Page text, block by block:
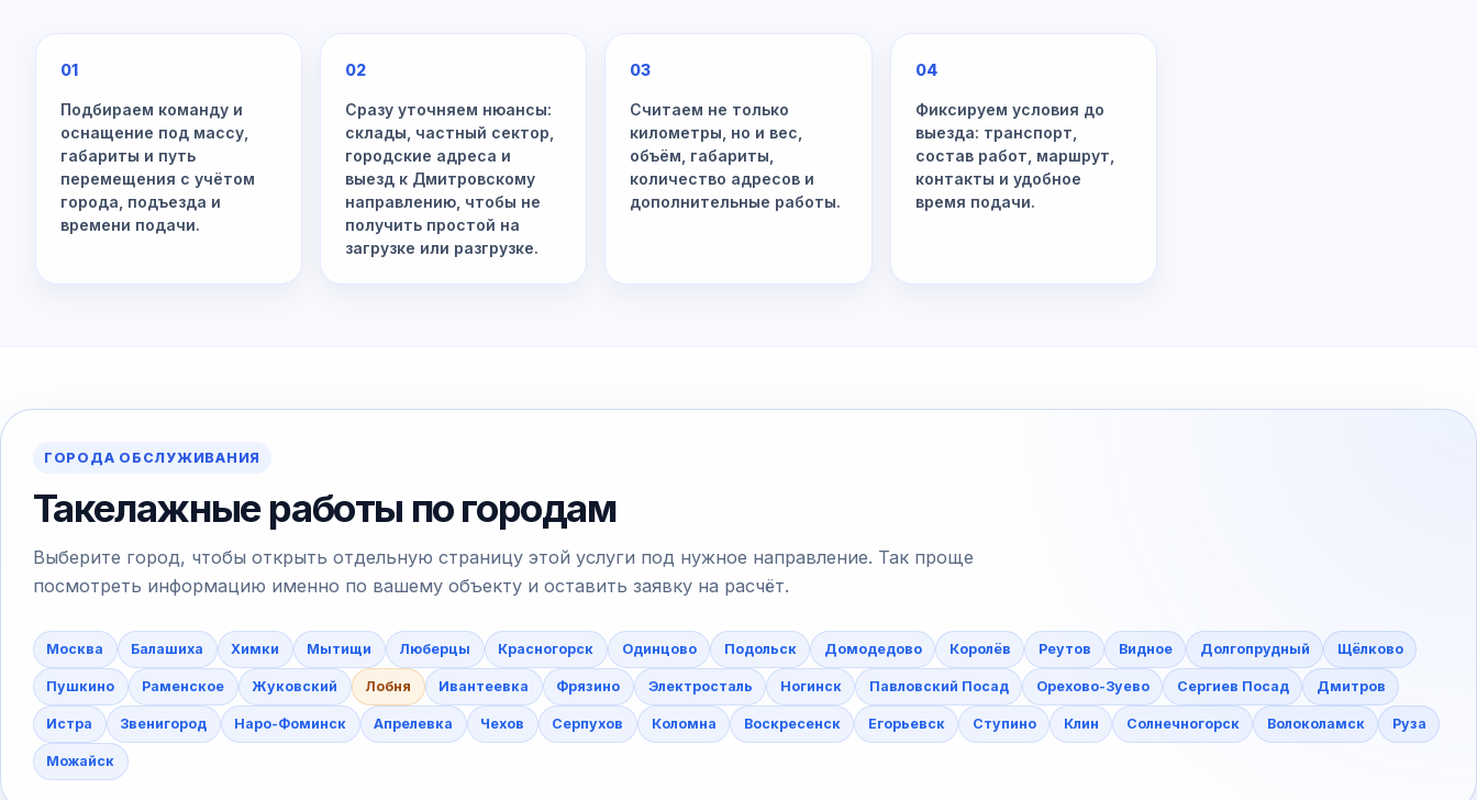
01
Подбираем команду и
оснащение под массу,
габариты и путь
перемещения с учётом
города, подъезда и
времени подачи.
02
Сразу уточняем нюансы:
склады, частный сектор,
городские адреса и
выезд к Дмитровскому
направлению, чтобы не
получить простой на
загрузке или разгрузке.
03
Считаем не только
километры, но и вес,
объём, габариты,
количество адресов и
дополнительные работы.
04
Фиксируем условия до
выезда: транспорт,
состав работ, маршрут,
контакты и удобное
время подачи.
ГОРОДА ОБСЛУЖИВАНИЯ
Такелажные работы по городам
Выберите город, чтобы открыть отдельную страницу этой услуги под нужное направление. Так проще
посмотреть информацию именно по вашему объекту и оставить заявку на расчёт.
Москва Балашиха Химки Мытищи Люберцы Красногорск Одинцово Подольск Домодедово Королёв Реутов Видное Долгопрудный Щёлково
Пушкино Раменское Жуковский Лобня Ивантеевка Фрязино Электросталь Ногинск Павловский Посад Орехово-Зуево Сергиев Посад Дмитров
Истра Звенигород Наро-Фоминск Апрелевка Чехов Серпухов Коломна Воскресенск Егорьевск Ступино Клин Солнечногорск Волоколамск Руза
Можайск